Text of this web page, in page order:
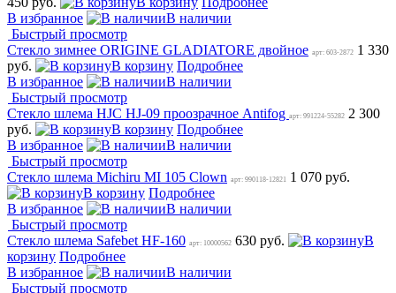
В избранное
В наличии
Быстрый просмотр
Стекло зимнее ORIGINE GLADIATORE двойное арт: 603-2872 1 330
руб.
В корзину Подробнее
В избранное
В наличии
Быстрый просмотр
Стекло шлема HJC HJ-09 проозрачное Antifog арт: 991224-55282 2 300
руб.
В корзину Подробнее
В избранное
В наличии
Быстрый просмотр
Стекло шлема Michiru MI 105 Clown арт: 990118-12821 1 070 руб.
В корзину Подробнее
В избранное
В наличии
Быстрый просмотр
Стекло шлема Safebet HF-160 арт: 10000562 630 руб.
В
корзину Подробнее
В избранное
В наличии
Быстрый просмотр